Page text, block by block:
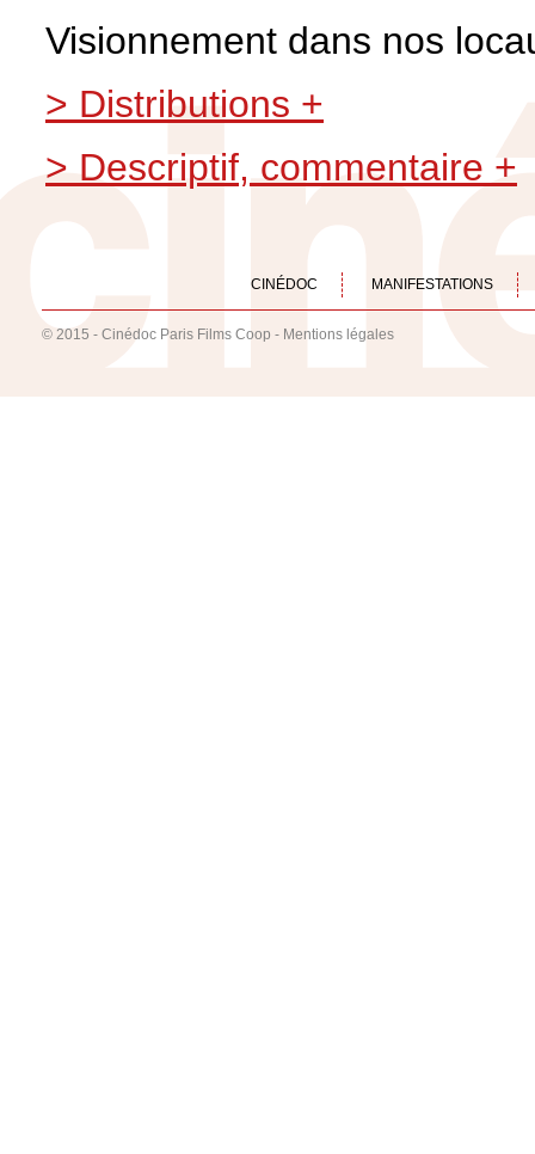
Visionnement dans nos
> Distributions +
> Descriptif, commentaire +
CINÉDOC MANIFESTATIONS
© 2015 - Cinédoc Paris Films Coop - Mentions légales